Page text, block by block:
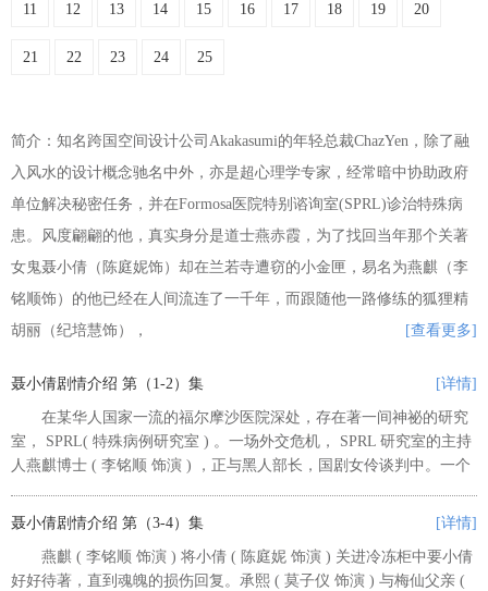
11 12 13 14 15 16 17 18 19 20
21 22 23 24 25
简介：知名跨国空间设计公司Akakasumi的年轻总裁ChazYen，除了融
入风水的设计概念驰名中外，亦是超心理学专家，经常暗中协助政府
单位解决秘密任务，并在Formosa医院特别谘询室(SPRL)诊治特殊病
患。风度翩翩的他，真实身分是道士燕赤霞，为了找回当年那个关著
女鬼聂小倩（陈庭妮饰）却在兰若寺遭窃的小金匣，易名为燕麒（李
铭顺饰）的他已经在人间流连了一千年，而跟随他一路修练的狐狸精
胡丽（纪培慧饰），
[查看更多]
聂小倩剧情介绍 第（1-2）集 [详情]
在某华人国家一流的福尔摩沙医院深处，存在著一间神祕的研究
室， SPRL( 特殊病例研究室 ) 。一场外交危机， SPRL 研究室的主持
人燕麒博士 ( 李铭顺 饰演 ) ，正与黑人部长，国剧女伶谈判中。一个
聂小倩剧情介绍 第（3-4）集 [详情]
燕麒 ( 李铭顺 饰演 ) 将小倩 ( 陈庭妮 饰演 ) 关进冷冻柜中要小倩
好好待著，直到魂魄的损伤回复。承熙 ( 莫子仪 饰演 ) 与梅仙父亲 (